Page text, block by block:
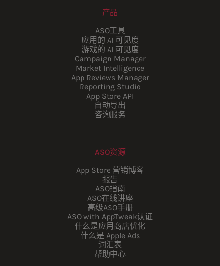
产品
ASO工具
应用的 AI 可见度
游戏的 AI 可见度
Campaign Manager
Market Intelligence
App Reviews Manager
Reporting Studio
App Store API
自动导出
咨询服务
ASO资源
App Store 营销博客
报告
ASO指南
ASO在线讲座
高级ASO手册
ASO with AppTweak认证
什么是应用商店优化
什么是 Apple Ads
词汇表
帮助中心